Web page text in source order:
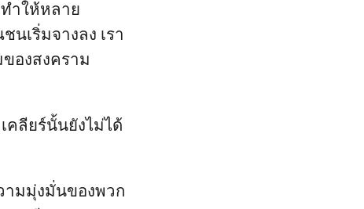
ำให้หลาย
เริ่มจางลง เรา
องสงคราม
คลียร์นั้นยังไม่ได้
ามมุ่งมั่นของพวก